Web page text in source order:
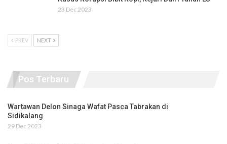
23 Dec 2023
PREV NEXT
Pos Terbaru
Wartawan Delon Sinaga Wafat Pasca Tabrakan di
Sidikalang
29 Dec 2023